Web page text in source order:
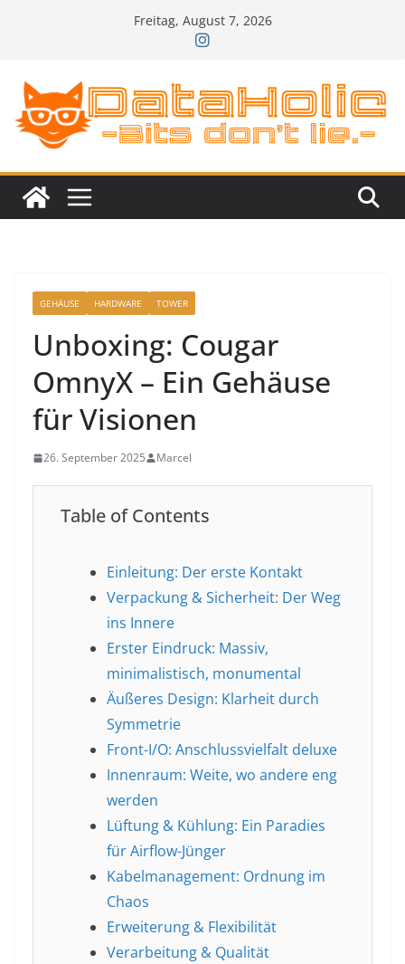
Freitag, August 7, 2026
GEHÄUSE HARDWARE TOWER
Unboxing: Cougar
OmnyX – Ein Gehäuse
für Visionen
26. September 2025 Marcel
Table of Contents
Einleitung: Der erste Kontakt
Verpackung & Sicherheit: Der Weg
ins Innere
Erster Eindruck: Massiv,
minimalistisch, monumental
Äußeres Design: Klarheit durch
Symmetrie
Front-I/O: Anschlussvielfalt deluxe
Innenraum: Weite, wo andere eng
werden
Lüftung & Kühlung: Ein Paradies
für Airflow-Jünger
Kabelmanagement: Ordnung im
Chaos
Erweiterung & Flexibilität
Verarbeitung & Qualität